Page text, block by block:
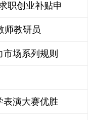
职创业补贴申
师教研员
场系列规则
表演大赛优胜